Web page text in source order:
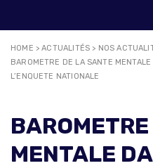
HOME >ACTUALITÉS > NOS
BAROMETRE DE LA SANTE
L’ENQUETE NATIONALE
MENTALE